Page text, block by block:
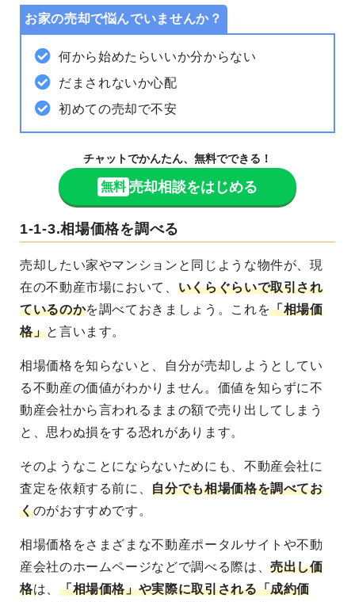
お家の売却で悩んでいませんか？
何から始めたらいいか分からない
だまされないか心配
初めての売却で不安
チャットでかんたん、無料でできる！
無料 売却相談をはじめる
1-1-3.相場価格を調べる
売却したい家やマンションと同じような物件が、現
在の不動産市場において、 いくらぐらいで取引され
ているのかを調べておきましょう。これを「相場価
格」と言います。
相場価格を知らないと、自分が売却しようとしてい
る不動産の価値がわかりません。価値を知らずに不
動産会社から言われるままの額で売り出してしまう
と、思わぬ損をする恐れがあります。
そのようなことにならないためにも、不動産会社に
査定を依頼する前に、自分でも相場価格を調べてお
くのがおすすめです。
相場価格をさまざまな不動産ポータルサイトや不動
産会社のホームページなどで調べる際は、売出し価
格は、 「相場価格」や実際に取引される「成約価